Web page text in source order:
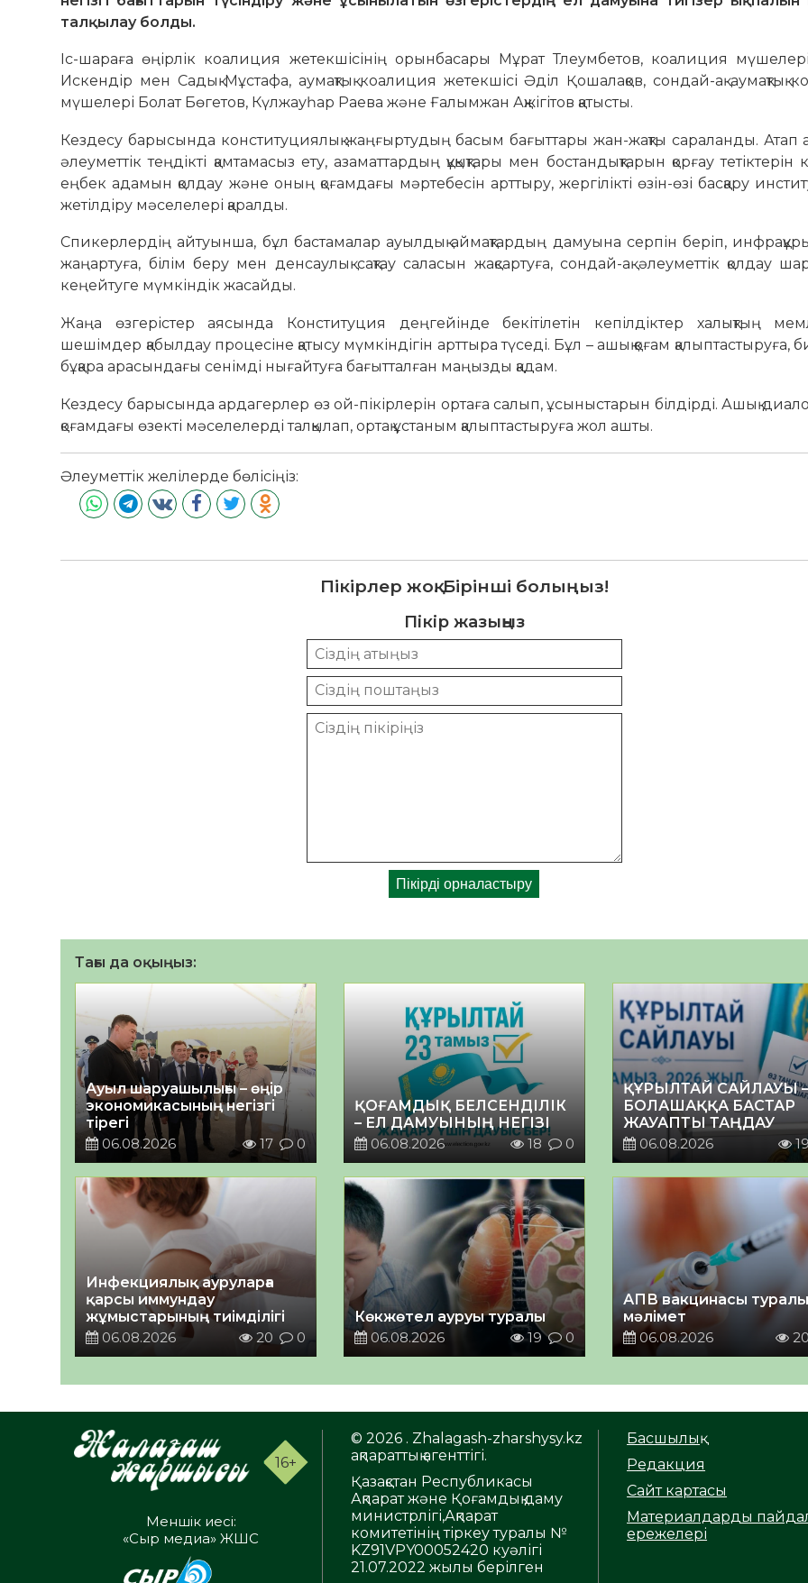
талқылау болды.
Іс-шараға өңірлік коалиция жетекшісінің орынбасары Мұрат Тлеумбетов, коалиция
Искендір мен Садық Мұстафа, аумақтық коалиция жетекшісі Әділ Қошалақов, сондай-ақ аумақтық
мүшелері Болат Бөгетов, Күлжауһар Раева және Ғалымжан Ақжігітов қатысты.
Кездесу барысында конституциялық жаңғыртудың басым бағыттары жан-жақты сараланды. Атап
әлеуметтік теңдікті қамтамасыз ету, азаматтардың құқықтары мен бостандықтарын қорғау тетіктерін
еңбек адамын қолдау және оның қоғамдағы мәртебесін арттыру, жергілікті өзін-өзі басқару
жетілдіру мәселелері қаралды.
Спикерлердің айтуынша, бұл бастамалар ауылдық аймақтардың дамуына серпін беріп,
жаңартуға, білім беру мен денсаулық сақтау саласын жақсартуға, сондай-ақ әлеуметтік қолдау
кеңейтуге мүмкіндік жасайды.
Жаңа өзгерістер аясында Конституция деңгейінде бекітілетін кепілдіктер халықтың
шешімдер қабылдау процесіне қатысу мүмкіндігін арттыра түседі. Бұл – ашық қоғам қалыптастыруға,
бұқара арасындағы сенімді нығайтуға бағытталған маңызды қадам.
Кездесу барысында ардагерлер өз ой-пікірлерін ортаға салып, ұсыныстарын білдірді. Ашық
қоғамдағы өзекті мәселелерді талқылап, ортақ ұстаным қалыптастыруға жол ашты.
Әлеуметтік желілерде бөлісіңіз:
Пікірлер жоқ. Бірінші болыңыз!
Пікір жазыңыз
Тағы да оқыңыз:
Ауыл шаруашылығы – өңір
экономикасының негізгі
тірегі
06.08.2026
17 0
ҚОҒАМДЫҚ БЕЛСЕНДІЛІК
– ЕЛ ДАМУЫНЫҢ НЕГІЗІ
06.08.2026
18 0
ҚҰРЫЛТАЙ САЙЛАУЫ –
БОЛАШАҚҚА БАСТАР
ЖАУАПТЫ ТАҢДАУ
06.08.2026
19
Инфекциялық ауруларға
қарсы иммундау
жұмыстарының тиімділігі
06.08.2026
20 0
Көкжөтел ауруы туралы
06.08.2026
19 0
АПВ вакцинасы туралы
мәлімет
06.08.2026
20
16+
Меншік иесі:
«Сыр медиа» ЖШС
© 2026 . Zhalagash-zharshysy.kz
ақпараттық агенттігі.
Қазақстан Республикасы
Ақпарат және Қоғамдық даму
министрлігі,Ақпарат
комитетінің тіркеу туралы №
KZ91VPY00052420 куәлігі
21.07.2022 жылы берілген
Басшылық
Редакция
Сайт картасы
Материалдарды
ережелері